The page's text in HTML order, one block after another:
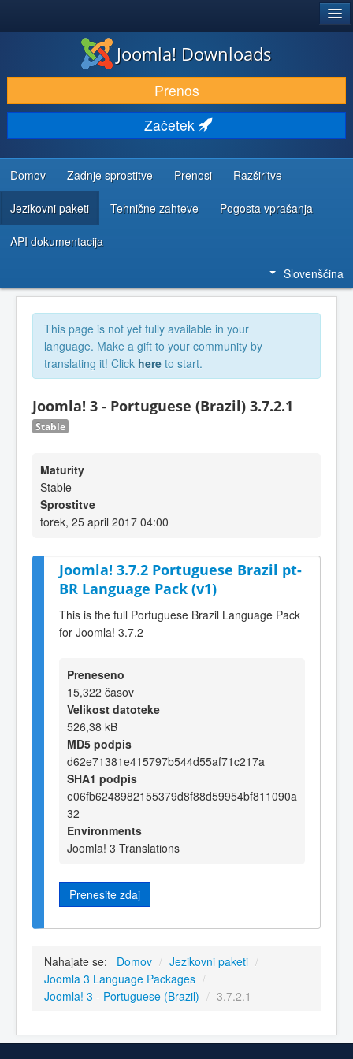
PRENESI IN RAZŠIRI
ODKRIJTE & IZVEJTE
SKUPNOST IN PODPORA
VIRI ZA RAZVIJALCE
Joomla! Downloads
Prenos
Začetek
Domov Zadnje sprostitve Prenosi Razširitve
Jezikovni paketi Tehnične zahteve Pogosta vprašanja
API dokumentacija
Slovenščina
This page is not yet fully available in your
language. Make a gift to your community by
translating it! Click here to start.
Joomla! 3 - Portuguese (Brazil) 3.7.2.1
Stable
Maturity
Stable
Sprostitve
torek, 25 april 2017 04:00
Joomla! 3.7.2 Portuguese Brazil pt-
BR Language Pack (v1)
This is the full Portuguese Brazil Language Pack
for Joomla! 3.7.2
Preneseno
15,322 časov
Velikost datoteke
526,38 kB
MD5 podpis
d62e71381e415797b544d55af71c217a
SHA1 podpis
e06fb6248982155379d8f88d59954bf811090a
32
Environments
Joomla! 3 Translations
Prenesite zdaj
Nahajate se: Domov / Jezikovni paketi /
Joomla 3 Language Packages /
Joomla! 3 - Portuguese (Brazil) / 3.7.2.1